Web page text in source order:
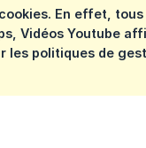
En effet,
Vidéos Youtube
les politiques de